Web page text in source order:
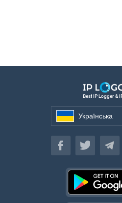
Best IP Logger &
Українська
Українська